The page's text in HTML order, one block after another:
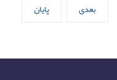
بعدی
پایان